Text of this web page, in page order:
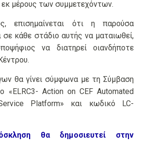
μέρους των συμμετεχόντων.
επισημαίνεται ότι η παρούσα
κάθε στάδιο αυτής να ματαιωθεί,
να διατηρεί οιανδήποτε
θα γίνει σύμφωνα με τη Σύμβαση
«ELRC3- Action on CEF Automated
Platform» και κωδικό LC-
θα δημοσιευτεί στην